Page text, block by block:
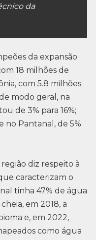
da
da expansão
18 milhões de
com 5.8 milhões.
modo geral, na
de 3% para 16%;
no Pantanal, de 5%
diz respeito à
caracterizam o
tinha 47% de água
em 2018, a
e, em 2022,
como água